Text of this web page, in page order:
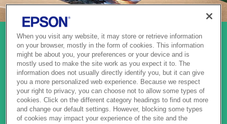
СКАНЕРИ
Сканери Epson розроблені для забезпечення швидких, точних
і надійних результатів вдома, в офісі та у професійному
середовищі. Завдяки передовій обробці зображень, зйомці з
високою роздільною здатністю та інтуїтивно зрозумілому
програмному забезпеченню вони дозволяють легко
When you visit any website, it may store or retrieve information
on your browser, mostly in the form of cookies. This information
might be about you, your preferences or your device and is
mostly used to make the site work as you expect it to. The
information does not usually directly identify you, but it can give
you a more personalized web experience. Because we respect
your right to privacy, you can choose not to allow some types of
cookies. Click on the different category headings to find out more
and change our default settings. However, blocking some types
of cookies may impact your experience of the site and the